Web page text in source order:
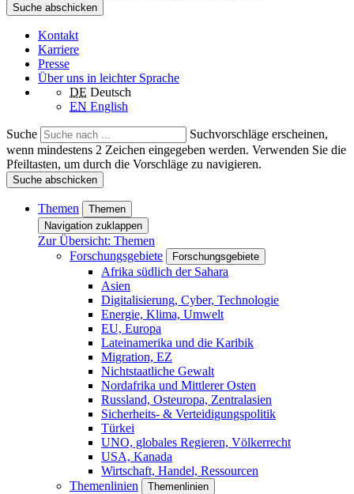
Suche abschicken
Kontakt
Karriere
Presse
Über uns in leichter Sprache
DE Deutsch
EN English
Suche
Suchvorschläge erscheinen,
wenn mindestens 2 Zeichen eingegeben werden. Verwenden Sie die
Pfeiltasten, um durch die Vorschläge zu navigieren.
Suche abschicken
Themen
Themen
Navigation zuklappen
Zur Übersicht: Themen
Forschungsgebiete
Forschungsgebiete
Afrika südlich der Sahara
Asien
Digitalisierung, Cyber, Technologie
Energie, Klima, Umwelt
EU, Europa
Lateinamerika und die Karibik
Migration, EZ
Nichtstaatliche Gewalt
Nordafrika und Mittlerer Osten
Russland, Osteuropa, Zentralasien
Sicherheits- & Verteidigungspolitik
Türkei
UNO, globales Regieren, Völkerrecht
USA, Kanada
Wirtschaft, Handel, Ressourcen
Themenlinien
Themenlinien